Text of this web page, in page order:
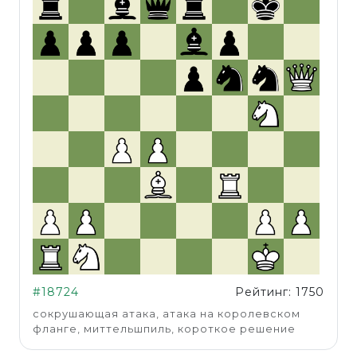
#18724 Рейтинг: 1750
сокрушающая атака, атака на королевском
фланге, миттельшпиль, короткое решение